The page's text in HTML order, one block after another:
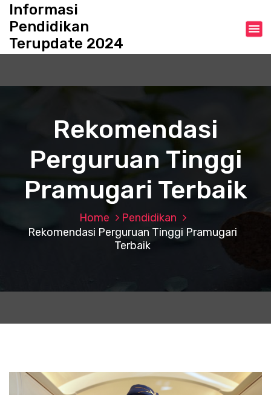
c
Informasi
Pendidikan
Terupdate 2024
Rekomendasi
Perguruan Tinggi
Pramugari Terbaik
Home
Pendidikan
Rekomendasi Perguruan Tinggi Pramugari
Terbaik